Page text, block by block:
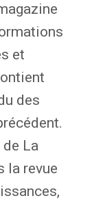
et
des
de La
la revue